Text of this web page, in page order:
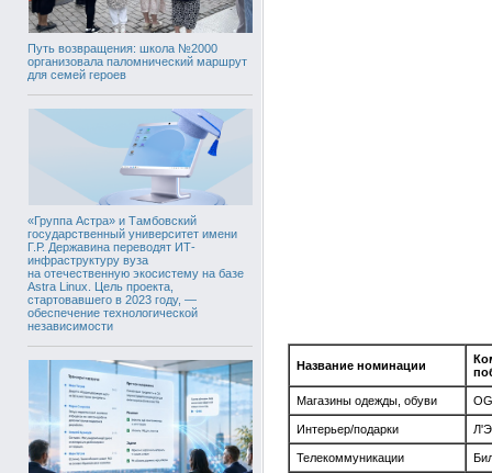
Путь возвращения: школа №2000
организовала паломнический маршрут
для семей героев
«Группа Астра» и Тамбовский
государственный университет имени
Г.Р. Державина переводят ИТ-
инфраструктуру вуза
на отечественную экосистему на базе
Astra Linux. Цель проекта,
стартовавшего в 2023 году, —
обеспечение технологической
независимости
Название номинации
Магазины одежды, обуви
Интерьер/подарки
Телекоммуникации